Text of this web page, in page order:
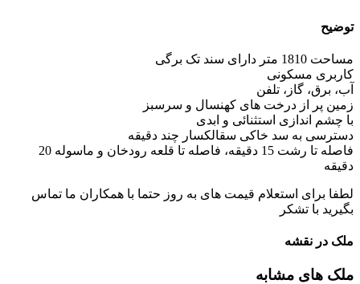
توضیح
مساحت 1810 متر دارای سند تک برگی
کاربری مسکونی
آب، برق، گاز، تلفن
زمین پر از درخت های کهنسال و سرسبز
با چشم اندازی استثنائی و ابدی
دسترسی به سد خاکی سقالکسار چند دقیقه
فاصله تا رشت 15 دقیقه، فاصله تا قلعه رودخان و ماسوله 20
دقیقه
لطفا برای استعلام قیمت های به روز حتما با همکاران ما تماس
بگیرید با تشکر
ملک در نقشه
ملک های مشابه